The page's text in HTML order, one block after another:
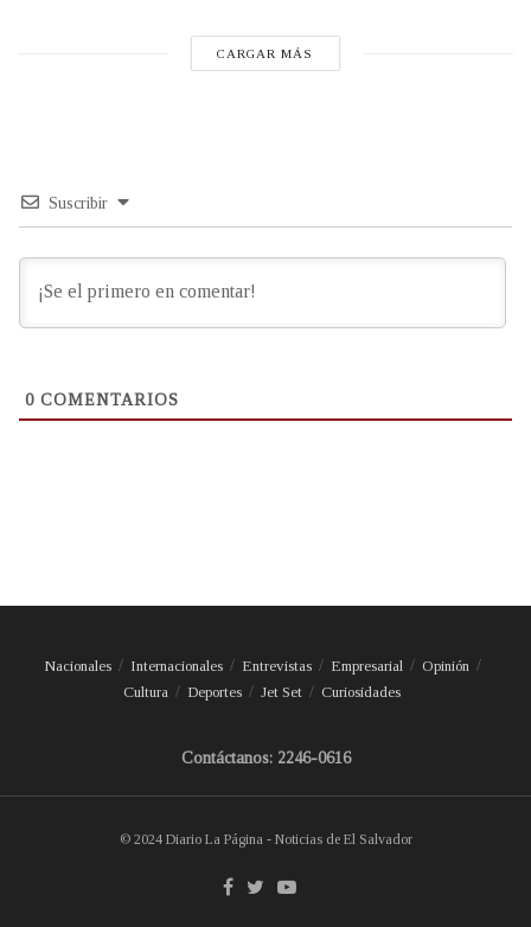
CARGAR MÁS
Suscribir
0 COMENTARIOS
Nacionales Internacionales Entrevistas Empresarial
Opinión
Cultura
Deportes Jet Set Curiosidades
Contáctanos: 2246-0616
© 2024 Diario La Página - Noticias de El Salvador